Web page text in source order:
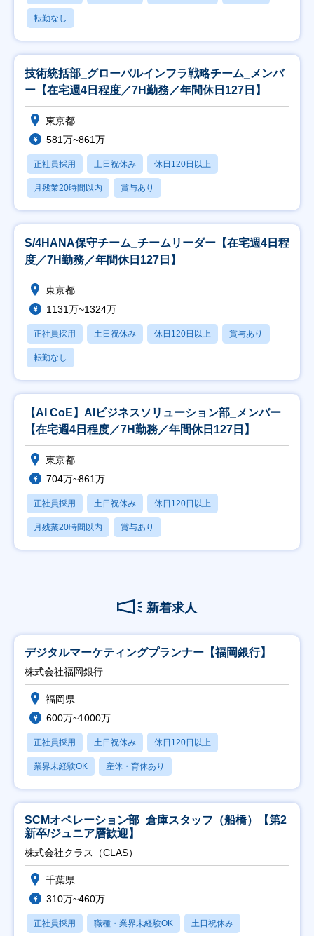
転勤なし
技術統括部_グローバルインフラ戦略チーム_メンバ
ー【在宅週4日程度／7H勤務／年間休日127日】
東京都
581万~861万
正社員採用 土日祝休み 休日120日以上
月残業20時間以内 賞与あり
S/4HANA保守チーム_チームリーダー【在宅週4日程
度／7H勤務／年間休日127日】
東京都
1131万~1324万
正社員採用 土日祝休み 休日120日以上 賞与あり
転勤なし
【AI CoE】AIビジネスソリューション部_メンバー
【在宅週4日程度／7H勤務／年間休日127日】
東京都
704万~861万
正社員採用 土日祝休み 休日120日以上
月残業20時間以内 賞与あり
新着求人
デジタルマーケティングプランナー【福岡銀行】
株式会社福岡銀行
福岡県
600万~1000万
正社員採用 土日祝休み 休日120日以上
業界未経験OK 産休・育休あり
SCMオペレーション部_倉庫スタッフ（船橋）【第2
新卒/ジュニア層歓迎】
株式会社クラス（CLAS）
千葉県
310万~460万
正社員採用 職種・業界未経験OK 土日祝休み